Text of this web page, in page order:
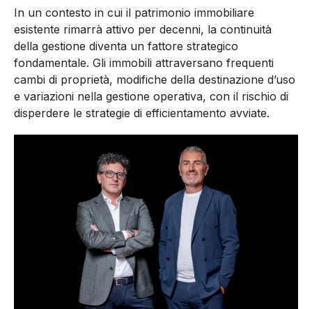
In un contesto in cui il patrimonio immobiliare
esistente rimarrà attivo per decenni, la continuità
della gestione diventa un fattore strategico
fondamentale. Gli immobili attraversano frequenti
cambi di proprietà, modifiche della destinazione d’uso
e variazioni nella gestione operativa, con il rischio di
disperdere le strategie di efficientamento avviate.